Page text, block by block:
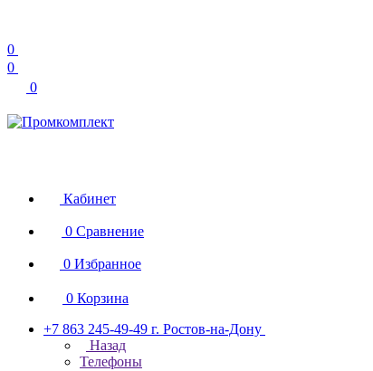
0
0
0
Кабинет
0 Сравнение
0 Избранное
0 Корзина
+7 863 245-49-49 г. Ростов-на-Дону
Назад
Телефоны